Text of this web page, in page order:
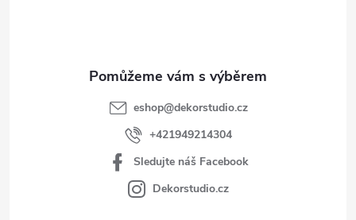
eshop@dekorstudio.cz
+421949214304
Sledujte náš Facebook
Dekorstudio.cz